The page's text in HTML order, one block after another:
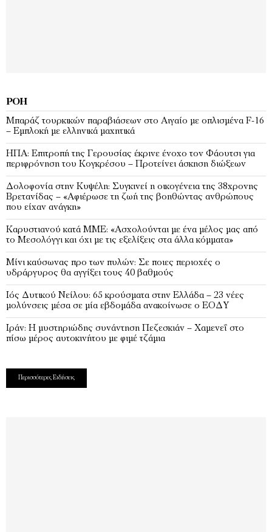
ΡΟΉ
Μπαράζ τουρκικών παραβιάσεων στο Αιγαίο με οπλισμένα F-16
– Εμπλοκή με ελληνικά μαχητικά
ΗΠΑ: Επιτροπή της Γερουσίας έκρινε ένοχο τον Φάουτσι για
περιφρόνηση του Κογκρέσου – Προτείνει άσκηση διώξεων
Δολοφονία στην Κυψέλη: Συγκινεί η οικογένεια της 38χρονης
Βρετανίδας – «Αφιέρωσε τη ζωή της βοηθώντας ανθρώπους
που είχαν ανάγκη»
Καρυστιανού κατά ΜΜΕ: «Ασχολούνται με ένα μέλος μας από
το Μεσολόγγι και όχι με τις εξελίξεις στα άλλα κόμματα»
Μίνι καύσωνας προ των πυλών: Σε ποιες περιοχές ο
υδράργυρος θα αγγίξει τους 40 βαθμούς
Ιός Δυτικού Νείλου: 65 κρούσματα στην Ελλάδα – 23 νέες
μολύνσεις μέσα σε μία εβδομάδα ανακοίνωσε ο ΕΟΔΥ
Ιράν: Η μυστηριώδης συνάντηση Πεζεσκιάν – Χαμενεΐ στο
πίσω μέρος αυτοκινήτου με φιμέ τζάμια
Περισσότερες Ειδήσεις